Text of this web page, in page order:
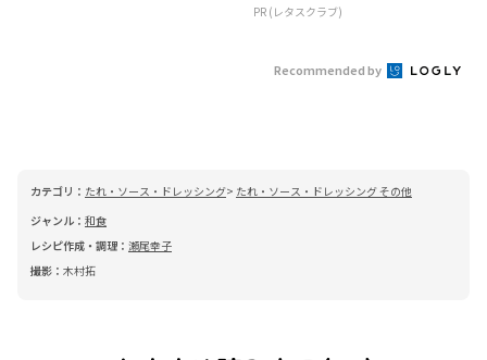
PR (レタスクラブ)
Recommended by
カテゴリ： たれ・ソース・ドレッシング
たれ・ソース・ドレッシング その他
ジャンル： 和食
レシピ作成・調理： 瀬尾幸子
撮影： 木村拓